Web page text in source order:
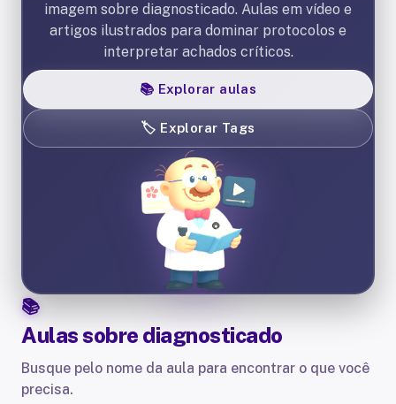
imagem sobre diagnosticado. Aulas em vídeo e
artigos ilustrados para dominar protocolos e
interpretar achados críticos.
📚 Explorar aulas
🏷️ Explorar Tags
Aulas sobre diagnosticado
Busque pelo nome da aula para encontrar o que você
precisa.